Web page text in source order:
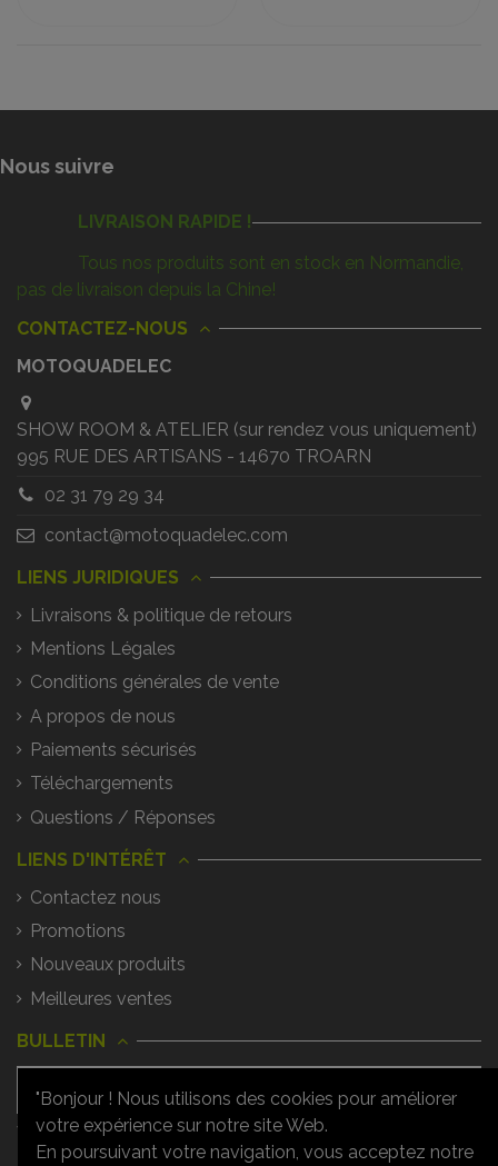
Nous suivre
LIVRAISON RAPIDE !
Tous nos produits sont en stock en Normandie,
pas de livraison depuis la Chine!
CONTACTEZ-NOUS
MOTOQUADELEC
SHOW ROOM & ATELIER (sur rendez vous uniquement)
995 RUE DES ARTISANS - 14670 TROARN
02 31 79 29 34
contact@motoquadelec.com
LIENS JURIDIQUES
Livraisons & politique de retours
Mentions Légales
Conditions générales de vente
A propos de nous
Paiements sécurisés
Téléchargements
Questions / Réponses
LIENS D'INTÉRÊT
Contactez nous
Promotions
Nouveaux produits
Meilleures ventes
BULLETIN
Vous pouvez vous désinscrire à tout
moment. Vous trouverez pour cela nos
"Bonjour ! Nous utilisons des cookies pour améliorer
votre expérience sur notre site Web.
En poursuivant votre navigation, vous acceptez notre